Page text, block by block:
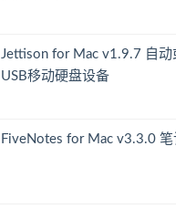
Jettison for Mac v1.9.7 自动
USB移动硬盘设备
FiveNotes for Mac v3.3.0